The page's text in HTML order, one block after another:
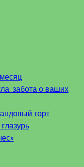
забота о ваших
торт